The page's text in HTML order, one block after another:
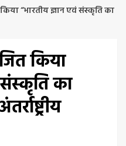
“भारतीय ज्ञान एवं संस्कृति का
किया
संस्कृति का